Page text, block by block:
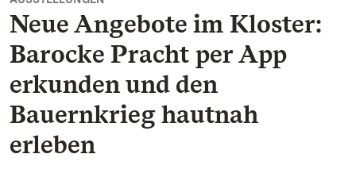
Neue Angebote im Kloster:
Barocke Pracht per App
erkunden und den
Bauernkrieg hautnah
erleben